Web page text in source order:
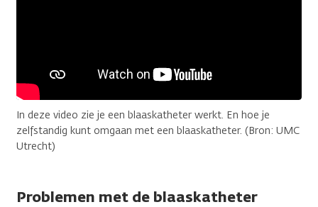
In deze video zie je een blaaskatheter werkt. En hoe je
zelfstandig kunt omgaan met een blaaskatheter. (Bron: UMC
Utrecht)
Problemen met de blaaskatheter